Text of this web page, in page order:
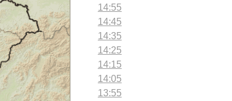
14:55
14:45
14:35
14:25
14:15
14:05
13:55